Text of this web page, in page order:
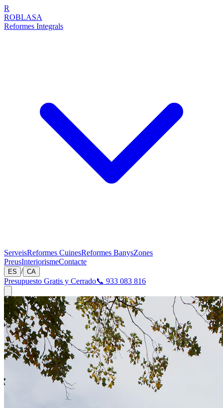
R
ROBLASA
Reformes Integrals
ServeisReformes CuinesReformes BanysZones
PreusInteriorismeContacte
ES / CA
Presupuesto Gratis y Cerrado📞 933 083 816